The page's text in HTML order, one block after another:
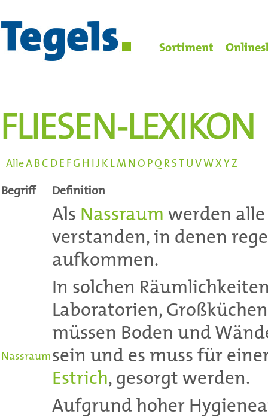
Sortiment
FLIESEN-LEXIKON
AlleA BC D E FG H I J K L M N O PQ R S T U V WXY Z
Begriff Definition
Nassraum
Als Nassraum werden alle
verstanden, in denen
aufkommen.
In solchen
Laboratorien,
müssen Boden und
sein und es muss für
Estrich, gesorgt werden.
Aufgrund hoher